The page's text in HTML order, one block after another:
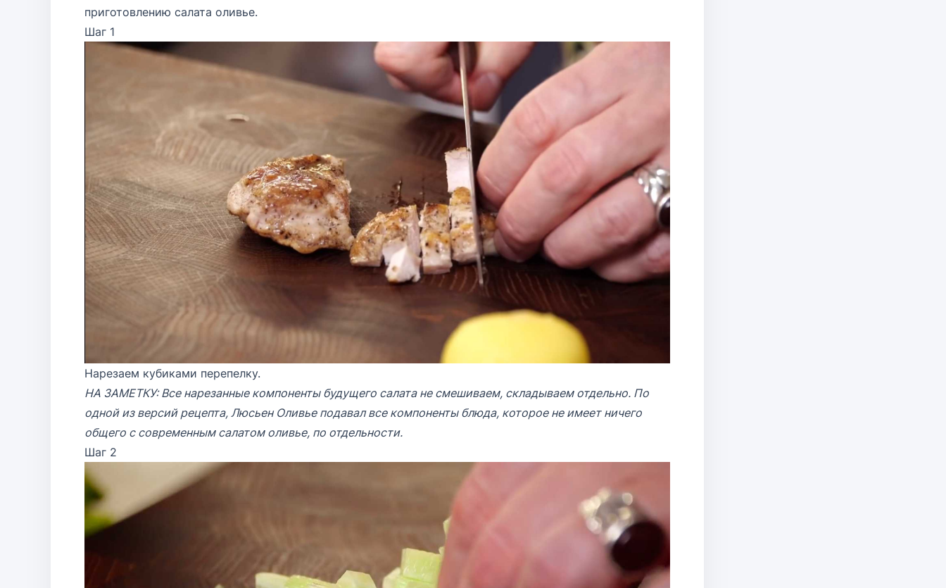
приготовлению салата оливье.
Шаг 1
Нарезаем кубиками перепелку.
НА ЗАМЕТКУ: Все нарезанные компоненты будущего салата не смешиваем, складываем отдельно. По
одной из версий рецепта, Люсьен Оливье подавал все компоненты блюда, которое не имеет ничего
общего с современным салатом оливье, по отдельности.
Шаг 2